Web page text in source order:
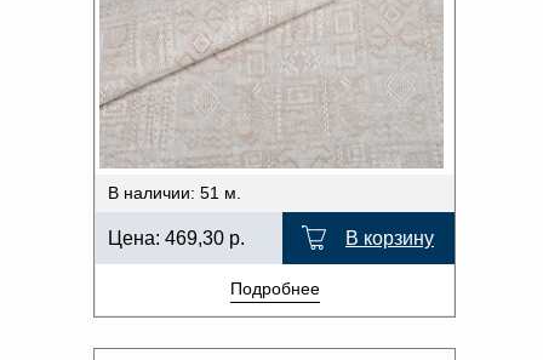
В наличии: 51 м.
Цена: 469,30 р. В корзину
Подробнее